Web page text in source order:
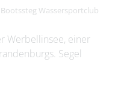
Bootssteg Wassersportclub
Werbellinsee, einer
Segel